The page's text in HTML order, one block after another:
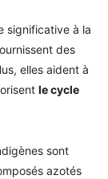
significative à la
des
elles aident à
le cycle
sont
azotés